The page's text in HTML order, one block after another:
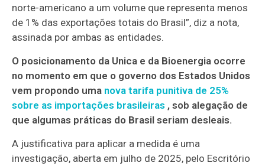
norte-americano a um volume que representa menos
de 1% das exportações totais do Brasil”, diz a nota,
assinada por ambas as entidades.
O posicionamento da Unica e da Bioenergia ocorre
no momento em que o governo dos Estados Unidos
vem propondo uma nova tarifa punitiva de 25%
sobre as importações brasileiras , sob alegação de
que algumas práticas do Brasil seriam desleais.
A justificativa para aplicar a medida é uma
investigação, aberta em julho de 2025, pelo Escritório